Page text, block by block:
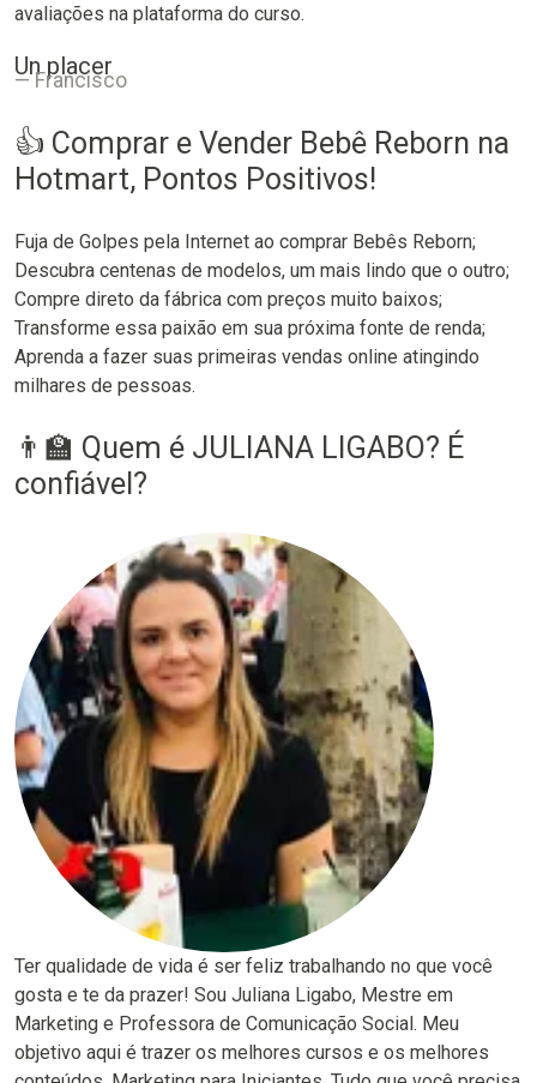
avaliações na plataforma do curso.
Un placer
Francisco
👍 Comprar e Vender Bebê Reborn na
Hotmart, Pontos Positivos!
Fuja de Golpes pela Internet ao comprar Bebês Reborn;
Descubra centenas de modelos, um mais lindo que o outro;
Compre direto da fábrica com preços muito baixos;
Transforme essa paixão em sua próxima fonte de renda;
Aprenda a fazer suas primeiras vendas online atingindo
milhares de pessoas.
👨‍🏫 Quem é JULIANA LIGABO? É
confiável?
Ter qualidade de vida é ser feliz trabalhando no que você
gosta e te da prazer! Sou Juliana Ligabo, Mestre em
Marketing e Professora de Comunicação Social. Meu
objetivo aqui é trazer os melhores cursos e os melhores